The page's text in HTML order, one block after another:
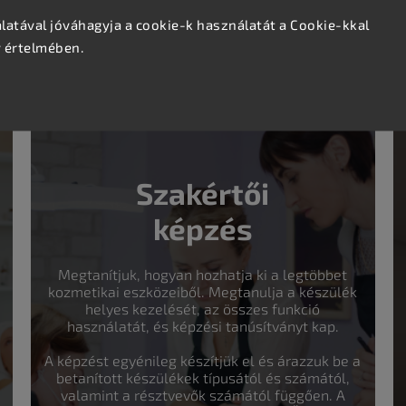
jóváhagyja a cookie-k használatát a Cookie-kkal
hanem kényelmet és komfortot is nyújt a kezelések
szépségápolási szolgáltatásról.
Szakértői
képzés
Megtanítjuk, hogyan hozhatja ki a legtöbbet
kozmetikai eszközeiből. Megtanulja a készülék
helyes kezelését, az összes funkció
használatát, és képzési tanúsítványt kap.
A képzést egyénileg készítjük el és árazzuk be a
betanított készülékek típusától és számától,
valamint a résztvevők számától függően. A